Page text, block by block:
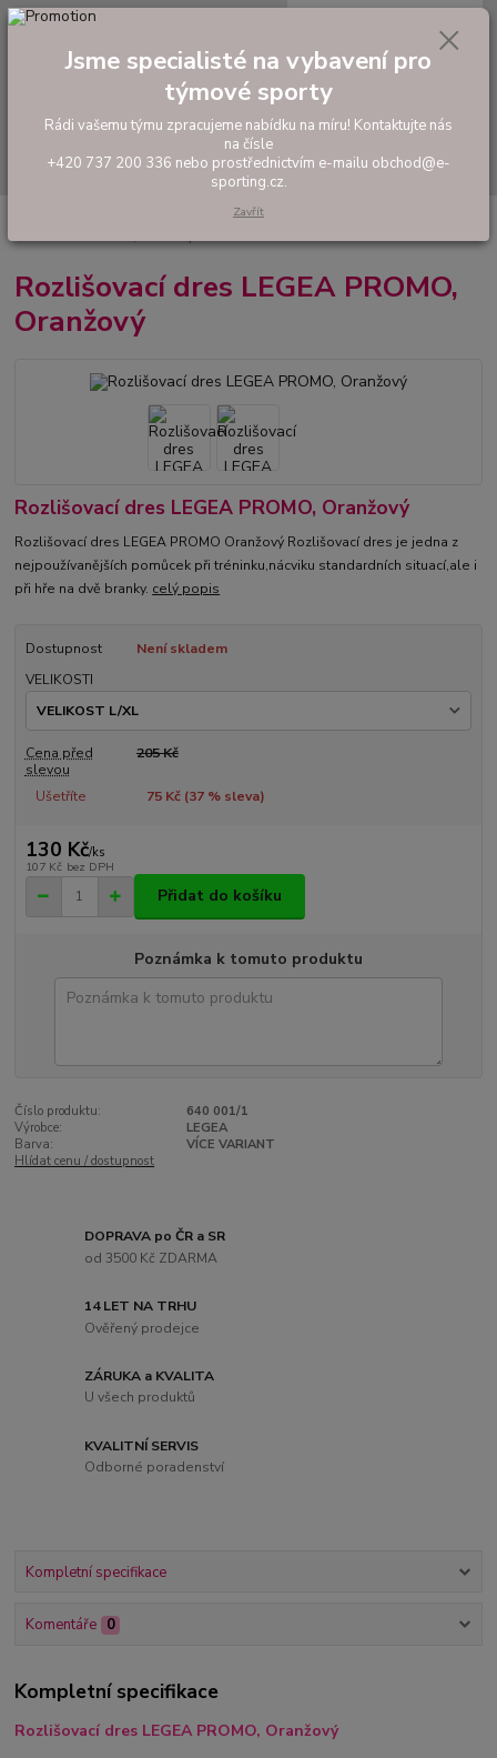
Hledat
tel: +420 737 200 336
0,00 Kč
Tréninkové oblečení
dres LEGEA PROMO, Oranžový
Rozlišovací dres LEGEA PROMO,
Oranžový
Rozlišovací dres LEGEA PROMO, Oranžový
Rozlišovací dres LEGEA PROMO Oranžový Rozlišovací dres je jedna z
nejpoužívanějších pomůcek při tréninku,nácviku standardních situací,ale i
při hře na dvě branky. celý popis
Dostupnost
Není skladem
VELIKOSTI
Cena před
slevou
205 Kč
Ušetříte 75 Kč (37% sleva)
130 Kč/ks
107 Kč bez DPH
Přidat do košíku
Poznámka k tomuto produktu
Číslo produktu:
640 001/1
Výrobce:
LEGEA
Barva:
VÍCE VARIANT
Hlídat cenu / dostupnost
DOPRAVA po ČR a SR
od 3500 Kč ZDARMA
14 LET NA TRHU
Ověřený prodejce
ZÁRUKA a KVALITA
U všech produktů
KVALITNÍ SERVIS
Odborné poradenství
Kompletní specifikace
Komentáře 0
Kompletní specifikace
Rozlišovací dres LEGEA PROMO, Oranžový
Jsme specialisté na vybavení pro
týmové sporty
Rádi vašemu týmu zpracujeme nabídku na míru! Kontaktujte nás
na čísle
+420 737 200 336 nebo prostřednictvím e-mailu obchod@e-
sporting.cz.
Zavřít